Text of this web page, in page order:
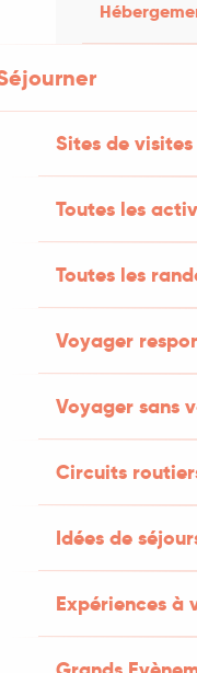
Sites de visites
Toutes les
Toutes les
Voyager
Voyager sans
Circuits
Idées de
Expériences à
à 161km
DE